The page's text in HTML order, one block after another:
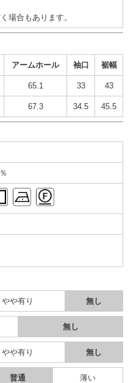
場合もあります。
アームホール 袖口 裾幅
65.1 33 43
67.3 34.5 45.5
やや有り 無し
無し
やや有り 無し
普通 薄い